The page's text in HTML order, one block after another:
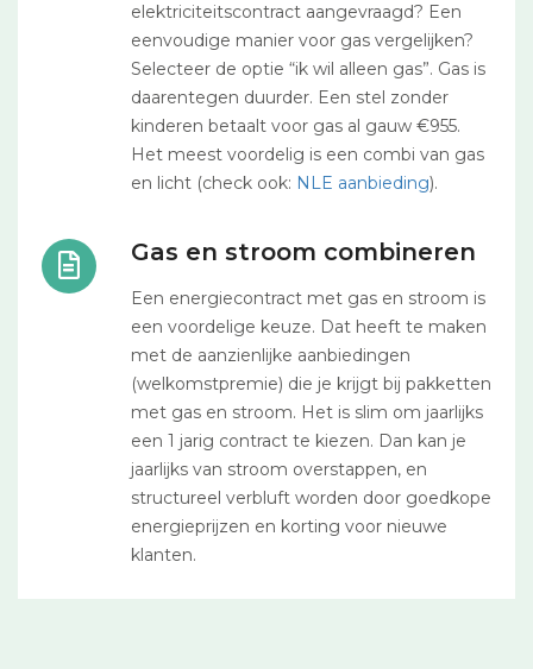
elektriciteitscontract aangevraagd? Een
eenvoudige manier voor gas vergelijken?
Selecteer de optie “ik wil alleen gas”. Gas is
daarentegen duurder. Een stel zonder
kinderen betaalt voor gas al gauw €955.
Het meest voordelig is een combi van gas
en licht (check ook: NLE aanbieding).
Gas en stroom combineren
Een energiecontract met gas en stroom is
een voordelige keuze. Dat heeft te maken
met de aanzienlijke aanbiedingen
(welkomstpremie) die je krijgt bij pakketten
met gas en stroom. Het is slim om jaarlijks
een 1 jarig contract te kiezen. Dan kan je
jaarlijks van stroom overstappen, en
structureel verbluft worden door goedkope
energieprijzen en korting voor nieuwe
klanten.